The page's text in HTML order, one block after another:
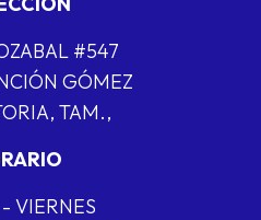
#547
GÓMEZ
TAM.,
VIERNES